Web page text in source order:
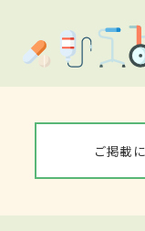
ご掲載